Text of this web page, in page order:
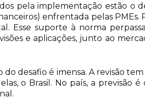
pela implementação estão o
enfrentada pelas
Esse suporte à norma
e aplicações, junto ao
do desafio é imensa. A revisão
o Brasil. No país, a previsão